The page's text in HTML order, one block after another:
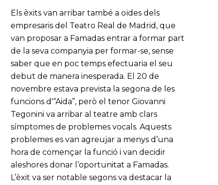
Els èxits van arribar també a oïdes dels
empresaris del Teatro Real de Madrid, que
van proposar a Famadas entrar a formar part
de la seva companyia per formar-se, sense
saber que en poc temps efectuaria el seu
debut de manera inesperada. El 20 de
novembre estava prevista la segona de les
funcions d'“Aida”, però el tenor Giovanni
Tegonini va arribar al teatre amb clars
símptomes de problemes vocals. Aquests
problemes es van agreujar a menys d’una
hora de començar la funció i van decidir
aleshores donar l’oportunitat a Famadas.
L’èxit va ser notable segons va destacar la